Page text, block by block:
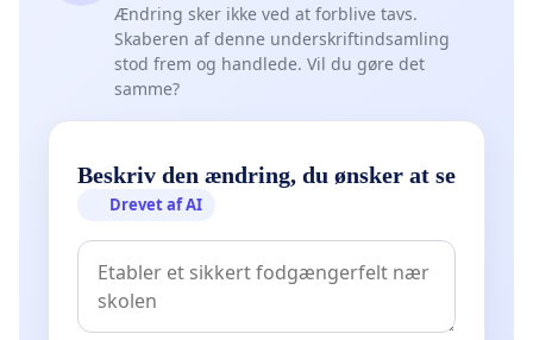
Ændring sker ikke ved at forblive tavs.
Skaberen af denne underskriftindsamling
stod frem og handlede. Vil du gøre det
samme?
Beskriv den ændring, du ønsker at se
Drevet af AI